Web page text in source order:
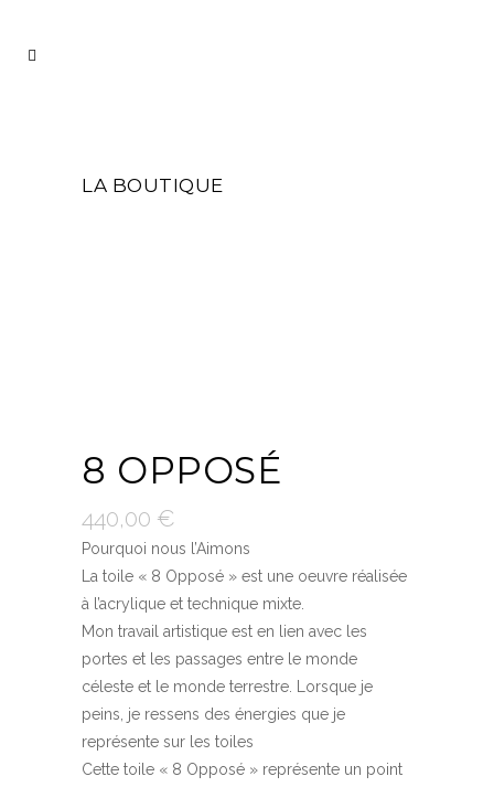
LA BOUTIQUE
8 OPPOSÉ
440,00 €
Pourquoi nous l’Aimons
La toile « 8 Opposé » est une oeuvre réalisée
à l’acrylique et technique mixte.
Mon travail artistique est en lien avec les
portes et les passages entre le monde
céleste et le monde terrestre. Lorsque je
peins, je ressens des énergies que je
représente sur les toiles
Cette toile « 8 Opposé » représente un point